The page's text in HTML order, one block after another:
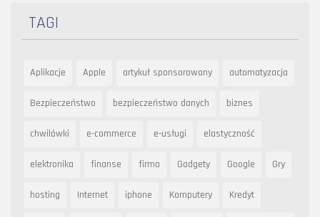
TAGI
Aplikacje Apple artykuł sponsorowany automatyzacja
Bezpieczeństwo bezpieczeństwo danych biznes
chwilówki e-commerce e-usługi elastyczność
elektronika finanse firma Gadgety Google Gry
hosting Internet iphone Komputery Kredyt